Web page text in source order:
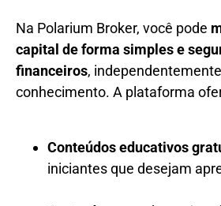
Na Polarium Broker, você pode
capital de forma simples e
financeiros,
conhecimento. A plataforma
Conteúdos educativos
iniciantes que desejam